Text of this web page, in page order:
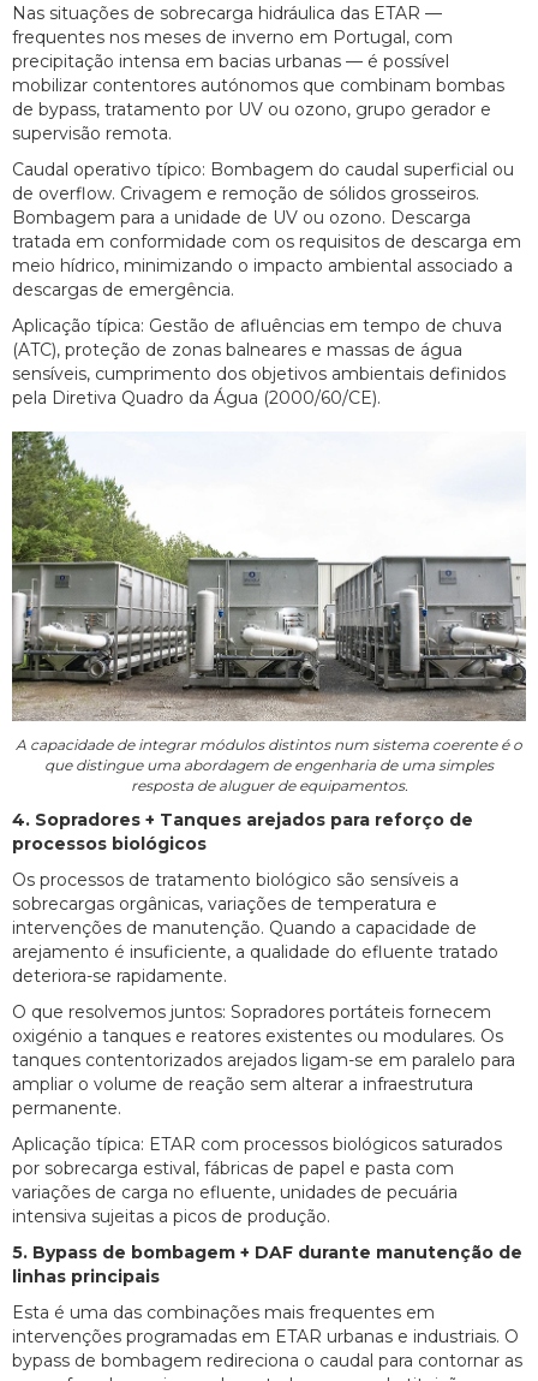
Nas situações de sobrecarga hidráulica das ETAR —
frequentes nos meses de inverno em Portugal, com
precipitação intensa em bacias urbanas — é possível
mobilizar contentores autónomos que combinam bombas
de bypass, tratamento por UV ou ozono, grupo gerador e
supervisão remota.
Caudal operativo típico: Bombagem do caudal superficial ou
de overflow. Crivagem e remoção de sólidos grosseiros.
Bombagem para a unidade de UV ou ozono. Descarga
tratada em conformidade com os requisitos de descarga em
meio hídrico, minimizando o impacto ambiental associado a
descargas de emergência.
Aplicação típica: Gestão de afluências em tempo de chuva
(ATC), proteção de zonas balneares e massas de água
sensíveis, cumprimento dos objetivos ambientais definidos
pela Diretiva Quadro da Água (2000/60/CE).
A capacidade de integrar módulos distintos num sistema coerente é o
que distingue uma abordagem de engenharia de uma simples
resposta de aluguer de equipamentos.
4. Sopradores + Tanques arejados para reforço de
processos biológicos
Os processos de tratamento biológico são sensíveis a
sobrecargas orgânicas, variações de temperatura e
intervenções de manutenção. Quando a capacidade de
arejamento é insuficiente, a qualidade do efluente tratado
deteriora-se rapidamente.
O que resolvemos juntos: Sopradores portáteis fornecem
oxigénio a tanques e reatores existentes ou modulares. Os
tanques contentorizados arejados ligam-se em paralelo para
ampliar o volume de reação sem alterar a infraestrutura
permanente.
Aplicação típica: ETAR com processos biológicos saturados
por sobrecarga estival, fábricas de papel e pasta com
variações de carga no efluente, unidades de pecuária
intensiva sujeitas a picos de produção.
5. Bypass de bombagem + DAF durante manutenção de
linhas principais
Esta é uma das combinações mais frequentes em
intervenções programadas em ETAR urbanas e industriais. O
bypass de bombagem redireciona o caudal para contornar as